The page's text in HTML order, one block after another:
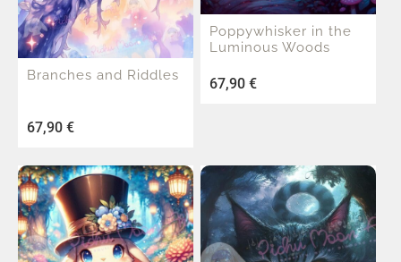
Branches and Riddles
67,90 €
Poppywhisker in the
Luminous Woods
67,90 €